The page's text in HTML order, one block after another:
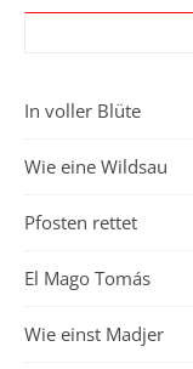
In voller Blüte
Wie eine Wildsau
Pfosten rettet
El Mago Tomás
Wie einst Madjer